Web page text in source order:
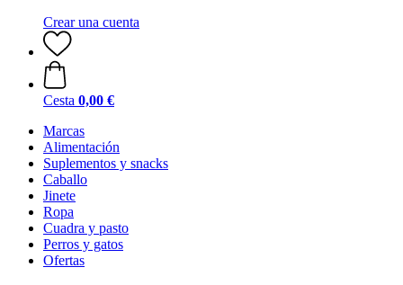
Crear una cuenta
Cesta 0,00 €
Marcas
Alimentación
Suplementos y snacks
Caballo
Jinete
Ropa
Cuadra y pasto
Perros y gatos
Ofertas